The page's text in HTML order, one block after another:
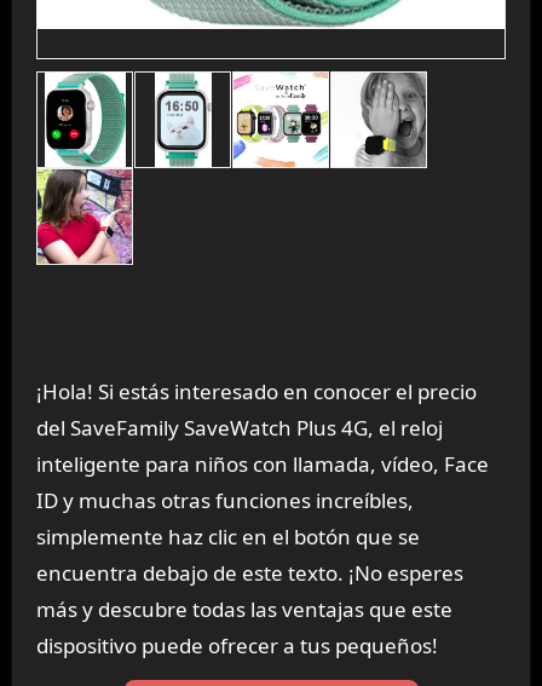
¡Hola! Si estás interesado en conocer el precio
del SaveFamily SaveWatch Plus 4G, el reloj
inteligente para niños con llamada, vídeo, Face
ID y muchas otras funciones increíbles,
simplemente haz clic en el botón que se
encuentra debajo de este texto. ¡No esperes
más y descubre todas las ventajas que este
dispositivo puede ofrecer a tus pequeños!